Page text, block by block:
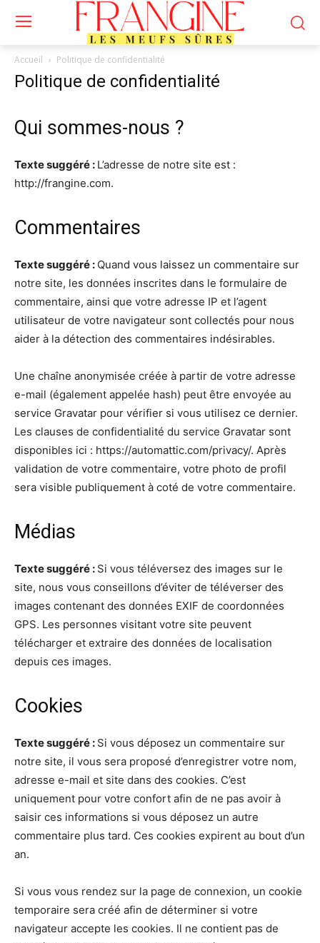
Accueil Politique de confidentialité
Politique de confidentialité
Qui sommes-nous ?
Texte suggéré : L’adresse de notre site est :
http://frangine.com.
Commentaires
Texte suggéré : Quand vous laissez un commentaire sur
notre site, les données inscrites dans le formulaire de
commentaire, ainsi que votre adresse IP et l’agent
utilisateur de votre navigateur sont collectés pour nous
aider à la détection des commentaires indésirables.
Une chaîne anonymisée créée à partir de votre adresse
e-mail (également appelée hash) peut être envoyée au
service Gravatar pour vérifier si vous utilisez ce dernier.
Les clauses de confidentialité du service Gravatar sont
disponibles ici : https://automattic.com/privacy/. Après
validation de votre commentaire, votre photo de profil
sera visible publiquement à coté de votre commentaire.
Médias
Texte suggéré : Si vous téléversez des images sur le
site, nous vous conseillons d’éviter de téléverser des
images contenant des données EXIF de coordonnées
GPS. Les personnes visitant votre site peuvent
télécharger et extraire des données de localisation
depuis ces images.
Cookies
Texte suggéré : Si vous déposez un commentaire sur
notre site, il vous sera proposé d’enregistrer votre nom,
adresse e-mail et site dans des cookies. C’est
uniquement pour votre confort afin de ne pas avoir à
saisir ces informations si vous déposez un autre
commentaire plus tard. Ces cookies expirent au bout d’un
an.
Si vous vous rendez sur la page de connexion, un cookie
temporaire sera créé afin de déterminer si votre
navigateur accepte les cookies. Il ne contient pas de